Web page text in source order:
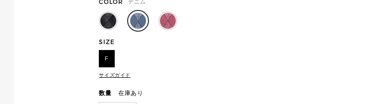
COLOR デニム
SIZE
F
サイズガイド
数量 在庫あり